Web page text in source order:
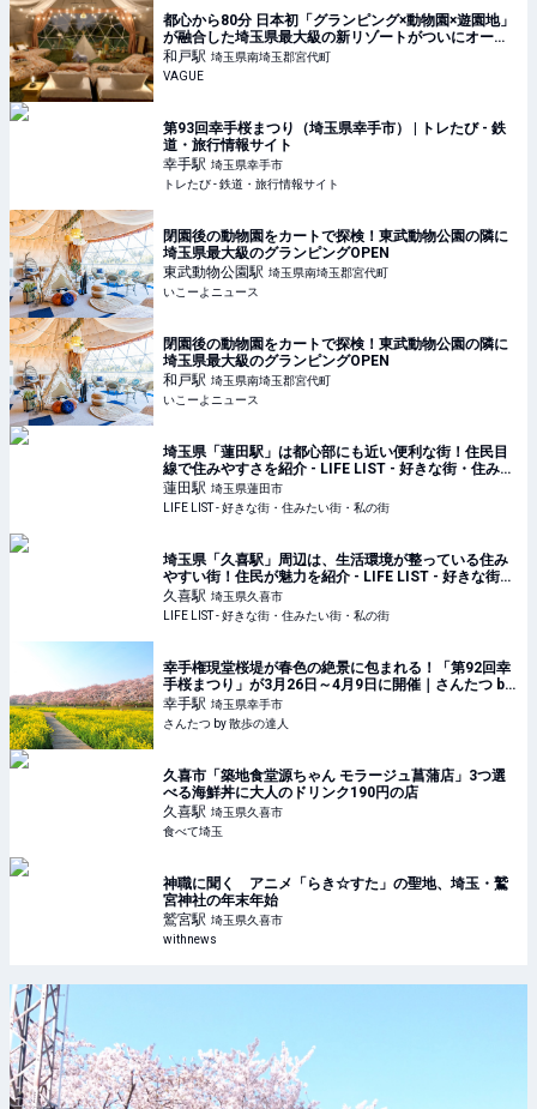
都心から80分 日本初「グランピング×動物園×遊園地」
が融合した埼玉県最大級の新リゾートがついにオープ
ン！ 夜の動物園などを巡れる多彩なコンテンツも用意
| VAGUE(ヴァーグ)
和戸駅 埼玉県南埼玉郡宮代町
VAGUE
第93回幸手桜まつり（埼玉県幸手市） | トレたび - 鉄
道・旅行情報サイト
幸手駅 埼玉県幸手市
トレたび - 鉄道・旅行情報サイト
閉園後の動物園をカートで探検！東武動物公園の隣に
埼玉県最大級のグランピングOPEN
東武動物公園駅 埼玉県南埼玉郡宮代町
いこーよニュース
閉園後の動物園をカートで探検！東武動物公園の隣に
埼玉県最大級のグランピングOPEN
和戸駅 埼玉県南埼玉郡宮代町
いこーよニュース
埼玉県「蓮田駅」は都心部にも近い便利な街！住民目
線で住みやすさを紹介 - LIFE LIST - 好きな街・住みた
い街・私の街
蓮田駅 埼玉県蓮田市
LIFE LIST - 好きな街・住みたい街・私の街
埼玉県「久喜駅」周辺は、生活環境が整っている住み
やすい街！住民が魅力を紹介 - LIFE LIST - 好きな街・
住みたい街・私の街
久喜駅 埼玉県久喜市
LIFE LIST - 好きな街・住みたい街・私の街
幸手権現堂桜堤が春色の絶景に包まれる！「第92回幸
手桜まつり」が3月26日～4月9日に開催｜さんたつ by
散歩の達人
幸手駅 埼玉県幸手市
さんたつ by 散歩の達人
久喜市「築地食堂源ちゃん モラージュ菖蒲店」3つ選
べる海鮮丼に大人のドリンク190円の店
久喜駅 埼玉県久喜市
食べて埼玉
神職に聞く アニメ「らき☆すた」の聖地、埼玉・鷲
宮神社の年末年始
鷲宮駅 埼玉県久喜市
withnews